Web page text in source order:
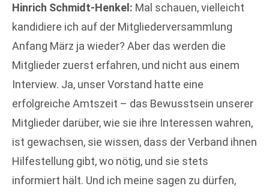
Hinrich Schmidt-Henkel: Mal schauen, vielleicht
kandidiere ich auf der Mitgliederversammlung
Anfang März ja wieder? Aber das werden die
Mitglieder zuerst erfahren, und nicht aus einem
Interview. Ja, unser Vorstand hatte eine
erfolgreiche Amtszeit – das Bewusstsein unserer
Mitglieder darüber, wie sie ihre Interessen wahren,
ist gewachsen, sie wissen, dass der Verband ihnen
Hilfestellung gibt, wo nötig, und sie stets
informiert hält. Und ich meine sagen zu dürfen,